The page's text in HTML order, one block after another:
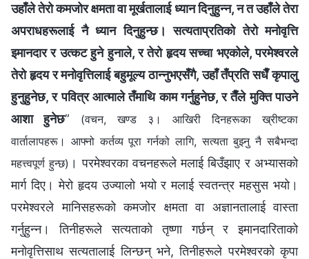
उहाँले तेरो कमजोर क्षमता वा मूर्खतालाई ध्यान दिनुहुन्‍न, न त उहाँले तेरा
अपराधहरूलाई नै ध्यान दिनुहुन्छ। सत्यताप्रतिको तेरो मनोवृत्ति
इमानदार र उत्कट हुने हुनाले, र तेरो हृदय सच्‍चा भएकोले, परमेश्‍वरले
तेरो हृदय र मनोवृत्तिलाई बहुमूल्य ठान्‍नुभएसँगै, उहाँ तँप्रति सधैँ कृपालु
हुनुहुनेछ, र पवित्र आत्‍माले तँमाथि काम गर्नुहुनेछ, र तैँले मुक्ति पाउने
आशा हुनेछ” (वचन, खण्ड ३। आखिरी दिनहरूका ख्रीष्टका
वार्तालापहरू। आफ्‍नो कर्तव्य पूरा गर्नको लागि, सत्यता बुझ्‍नु नै सबैभन्दा
महत्त्वपूर्ण हुन्छ) । परमेश्‍वरका वचनहरूले मलाई बिउँझाए र अभ्यासको
मार्ग दिए। मेरो हृदय उज्यालो भयो र मलाई स्वतन्त्र महसुस भयो।
परमेश्‍वरले मानिसहरूको कमजोर क्षमता वा अज्ञानतालाई वास्ता
गर्नुहुन्‍न। तिनीहरूले सत्यताको तृष्णा गर्छन् र इमानदारिताको
मनोवृत्तिसाथ सत्यतालाई लिन्छन् भने, तिनीहरूले परमेश्‍वरको कृपा